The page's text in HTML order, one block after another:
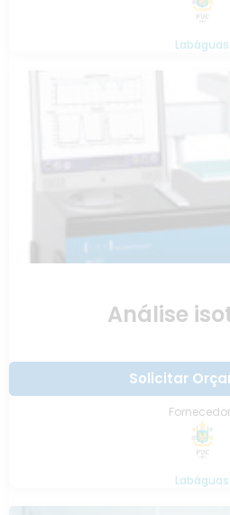
Labáguas
Análise
Solicitar
Labáguas